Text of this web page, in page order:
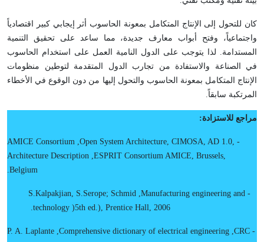
كان للتحول إلى الإنتاج المتكامل بمعونة الحاسوب أثر إيجابي كبير اقتصادياً
واجتماعياً، وفتح أبواب معارف جديدة، مما ساعد على تحقيق التنمية
المستدامة. لذا يتوجب على الدول النامية العمل على استخدام الحاسوب
في الصناعة والاستفادة من تجارب الدول المتقدمة لتوطين منظومات
الإنتاج المتكامل بمعونة الحاسوب والتحول إليها من دون الوقوع في الأخطاء
المرتكبة سابقاً.
مراجع للاستزادة:
-
AMICE Consortium ,Open System Architecture, CIMOSA, AD 1.0,
Architecture Description ,ESPRIT Consortium AMICE, Brussels,
Belgium
.
-
S.Kalpakjian, S.Serope; Schmid ,Manufacturing engineering and
technology (5th ed.), Prentice Hall, 2006
.
-
P. A. Laplante ,Comprehensive dictionary of electrical engineering ,CRC